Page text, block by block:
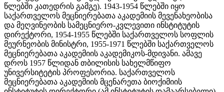
წლებში კათედრის გამგე). 1943-1954 წლებში იყო
საქართველოს მეცნიერებათა აკადემიის მევენახეობისა
და მეღვინეობის სამეცნიერო-კვლევითი ინსტიტუტის
დირექტორი, 1954-1955 წლებში საქართველოს სოფლის
მეურნეობის მინისტრი, 1955-1971 წლებში საქართველოს
მეცნიერებათა აკადემიის აკადემიკოს-მდივანი. ამავე
დროს 1957 წლიდან თბილისის სახელმწიფო
უნივერსიტეტის პროფესორია. საქართველოს
მეცნიერებათა აკადემიის მცენარეთა ბიოქიმიის